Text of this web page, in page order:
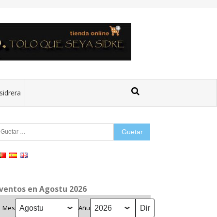
en Agostu 2026
Mes Añu